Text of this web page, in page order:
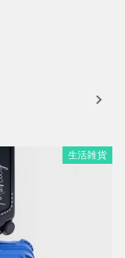
生活雑貨